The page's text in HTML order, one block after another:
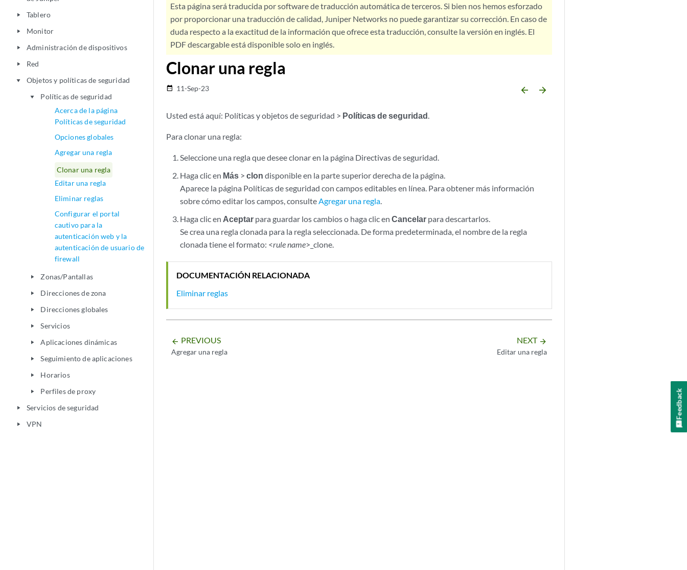
play_arrow Tablero
play_arrow Monitor
play_arrow Administración de dispositivos
play_arrow Red
play_arrow Objetos y políticas de seguridad
play_arrow
Políticas de seguridad
Acerca de la página
Políticas de seguridad
Opciones globales
Agregar una regla
Clonar una regla
Editar una regla
Eliminar reglas
Configurar el portal
cautivo para la
autenticación web y la
autenticación de usuario de
firewall
play_arrow Zonas/Pantallas
play_arrow Direcciones de zona
play_arrow Direcciones globales
play_arrow Servicios
play_arrow Aplicaciones dinámicas
play_arrow Seguimiento de aplicaciones
play_arrow Horarios
play_arrow Perfiles de proxy
play_arrow Servicios de seguridad
play_arrow VPN
Esta página será traducida por software de traducción automática de terceros. Si bien nos hemos esforzado
por proporcionar una traducción de calidad, Juniper Networks no puede garantizar su corrección. En caso de
duda respecto a la exactitud de la información que ofrece esta traducción, consulte la versión en inglés. El
PDF descargable está disponible solo en inglés.
Clonar una regla
date_range 11-Sep-23 arrow_backward arrow_forward
Usted está aquí: Políticas y objetos de seguridad > Políticas de seguridad.
Para clonar una regla:
Seleccione una regla que desee clonar en la página Directivas de seguridad.
Haga clic en Más >clon disponible en la parte superior derecha de la página.
Aparece la página Políticas de seguridad con campos editables en línea. Para obtener más información
sobre cómo editar los campos, consulteAgregar una regla.
Haga clic en Aceptar para guardar los cambios o haga clic enCancelar para descartarlos.
Se crea una regla clonada para la regla seleccionada. De forma predeterminada, el nombre de la regla
clonada tiene el formato: <rule name>_clone.
DOCUMENTACIÓN RELACIONADA
Eliminar reglas
arrow_backward PREVIOUS
Agregar una regla
NEXT arrow_forward
Editar una regla
Feedback